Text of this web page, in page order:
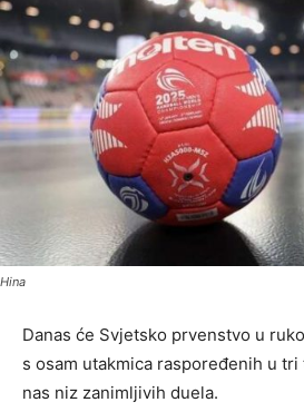
Hina
Danas će Svjetsko prvenstvo u
s osam utakmica raspoređenih u
nas niz zanimljivih duela.